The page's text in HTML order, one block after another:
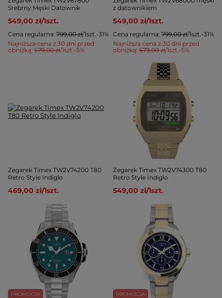
Srebrny Męski Datownik
549,00 zł/1szt.
Najniższa cena z 30 dni przed
obniżką: 579,00 zł/1szt.-5%
Cena regularna: 799,00 zł/1szt.-31%
z datownikiem
549,00 zł/1szt.
Najniższa cena z 30 dni przed
obniżką:579,00 zł/1szt.-5%
Cena regularna:799,00 zł/1szt.-31%
Zegarek Timex TW2V74200 T80
Retro Style Indiglo
469,00 zł/1szt.
Zegarek Timex TW2V74300 T80
Retro Style Indiglo
549,00 zł/1szt.
PROMOCJA PROMOCJA